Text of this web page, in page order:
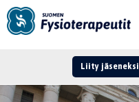
Liity jäseneksi